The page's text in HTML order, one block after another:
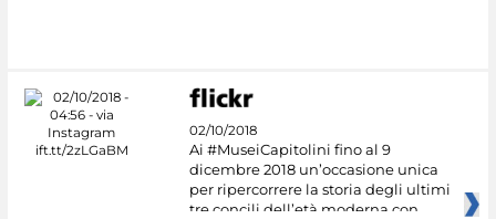
02/10/2018
Ai #MuseiCapitolini fino al 9
dicembre 2018 un’occasione unica
per ripercorrere la storia degli ultimi
tre concili dell’età moderna con